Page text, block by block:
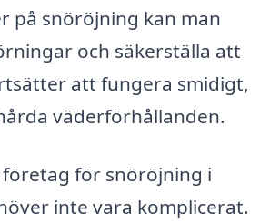
på snöröjning kan man
och säkerställa att
att fungera smidigt,
väderförhållanden.
för snöröjning i
inte vara komplicerat.